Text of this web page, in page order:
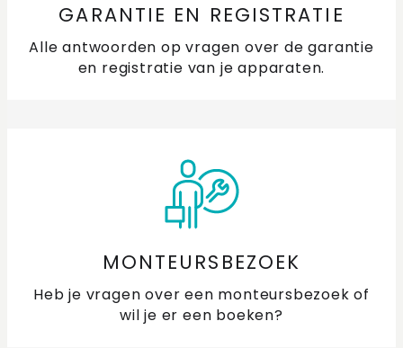
GARANTIE EN REGISTRATIE
Alle antwoorden op vragen over de garantie
en registratie van je apparaten.
MONTEURSBEZOEK
Heb je vragen over een monteursbezoek of
wil je er een boeken?